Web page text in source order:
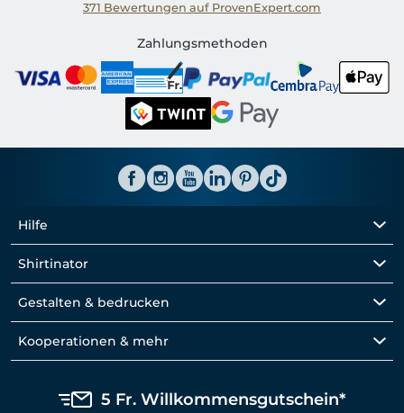
Shirtinator CH
371 Bewertungen auf ProvenExpert.com
Zahlungsmethoden
Hilfe
Shirtinator
Gestalten & bedrucken
Kooperationen & mehr
5 Fr. Willkommensgutschein*